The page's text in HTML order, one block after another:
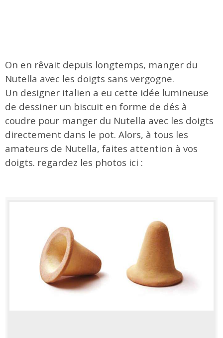
On en rêvait depuis longtemps, manger du
Nutella avec les doigts sans vergogne.
Un designer italien a eu cette idée lumineuse
de dessiner un biscuit en forme de dés à
coudre pour manger du Nutella avec les doigts
directement dans le pot. Alors, à tous les
amateurs de Nutella, faites attention à vos
doigts. regardez les photos ici :